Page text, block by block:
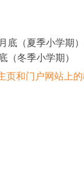
底（夏季小学期）
（冬季小学期）
页和门户网站上